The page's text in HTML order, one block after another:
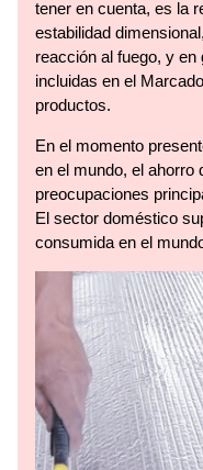
tener en cuenta, es la
estabilidad
reacción al fuego, y
incluidas en el
productos.
En el momento
en el mundo, el ahorro
preocupaciones
El sector doméstico
consumida en el